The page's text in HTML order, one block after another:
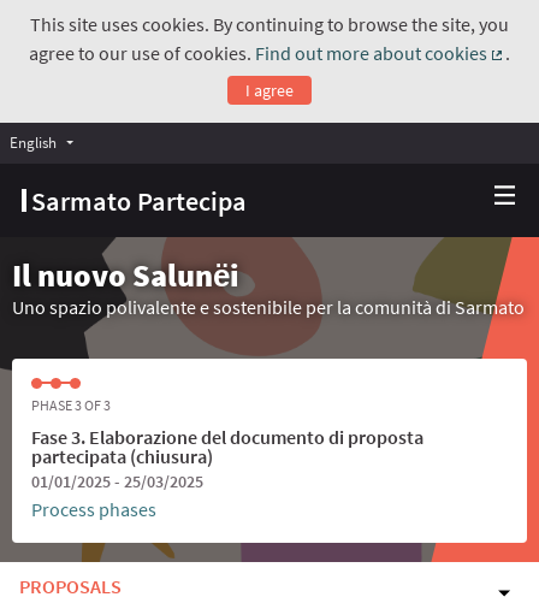
This site uses cookies. By continuing to browse the site, you
agree to our use of cookies. Find out more about cookies
.
I agree
Sarmato Partecipa
English Choose language
Il nuovo Salunёi
Uno spazio polivalente e sostenibile per la comunità di Sarmato
PHASE 3 OF 3
Fase 3. Elaborazione del documento di proposta
partecipata (chiusura)
01/01/2025 - 25/03/2025
Process phases
PROPOSALS